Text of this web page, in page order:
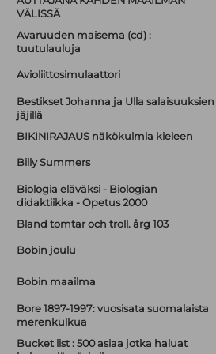
VÄLISSÄ
Avaruuden maisema (cd) :
tuutulauluja
Avioliittosimulaattori
Bestikset Johanna ja Ulla salaisuuksien
jäjillä
BIKINIRAJAUS näkökulmia kieleen
Billy Summers
Biologia eläväksi - Biologian
didaktiikka - Opetus 2000
Bland tomtar och troll. årg 103
Bobin joulu
Bobin maailma
Bore 1897-1997: vuosisata suomalaista
merenkulkua
Bucket list : 500 asiaa jotka haluat